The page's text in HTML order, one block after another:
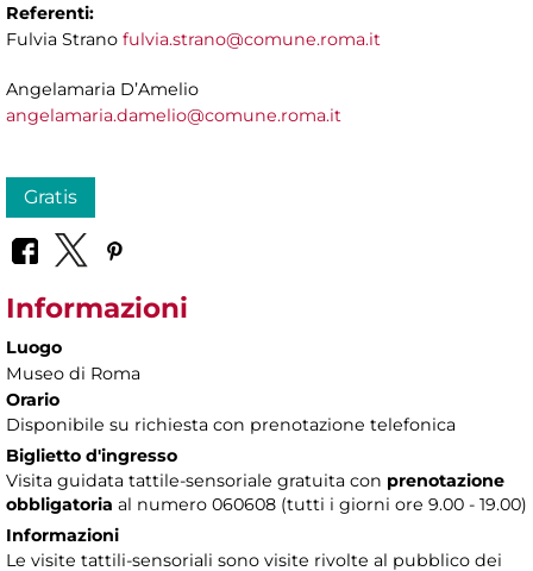
Referenti:
Fulvia Strano fulvia.strano@comune.roma.it
Angelamaria D’Amelio
angelamaria.damelio@comune.roma.it
Gratis
Informazioni
Luogo
Museo di Roma
Orario
Disponibile su richiesta con prenotazione telefonica
Biglietto d'ingresso
Visita guidata tattile-sensoriale gratuita con prenotazione
obbligatoria al numero 060608 (tutti i giorni ore 9.00 - 19.00)
Informazioni
Le visite tattili-sensoriali sono visite rivolte al pubblico dei